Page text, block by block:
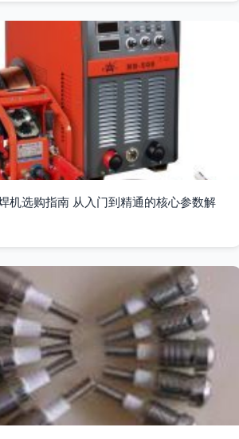
机选购指南 从入门到精通的核心参数解